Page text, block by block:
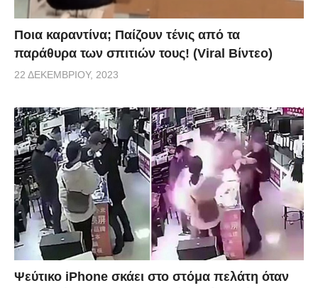
Ποια καραντίνα; Παίζουν τένις από τα
παράθυρα των σπιτιών τους! (Viral Βίντεο)
22 ΔΕΚΕΜΒΡΊΟΥ, 2023
Ψεύτικο iPhone σκάει στο στόμα πελάτη όταν